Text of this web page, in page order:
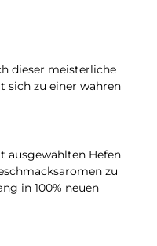
dieser meisterliche
sich zu einer wahren
ausgewählten Hefen
zu
in 100% neuen